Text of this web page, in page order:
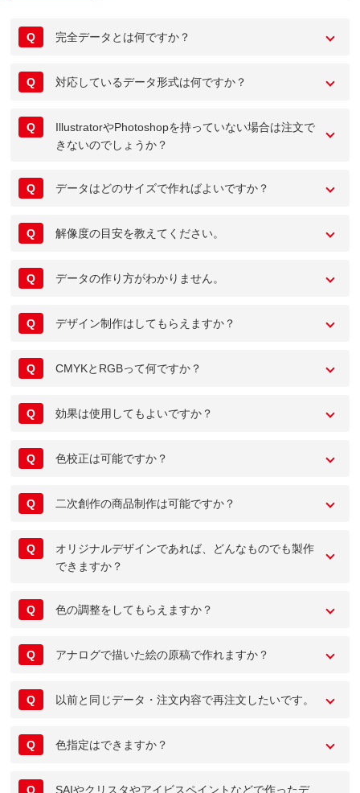
Q 完全データとは何ですか？
Q 対応しているデータ形式は何ですか？
Q
IllustratorやPhotoshopを持っていない場合は注文で
きないのでしょうか？
Q データはどのサイズで作ればよいですか？
Q 解像度の目安を教えてください。
Q データの作り方がわかりません。
Q デザイン制作はしてもらえますか？
Q CMYKとRGBって何ですか？
Q 効果は使用してもよいですか？
Q 色校正は可能ですか？
Q 二次創作の商品制作は可能ですか？
Q
オリジナルデザインであれば、どんなものでも製作
できますか？
Q 色の調整をしてもらえますか？
Q アナログで描いた絵の原稿で作れますか？
Q 以前と同じデータ・注文内容で再注文したいです。
Q 色指定はできますか？
Q SAIやクリスタやアイビスペイントなどで作ったデ